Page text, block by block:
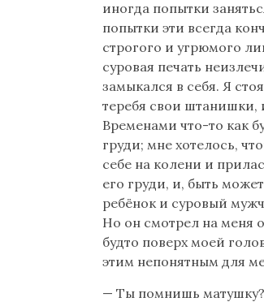
russe
(flèche
bas)
-
disponible
seulement
si
votre
ordinateur
reconnaît
les
caractères
cyrilliques
Читайте
иногда попытки
попытки эти всегда
строгого и угрюмого
суровая печать
замыкался в себя. Я
теребя свои штанишки,
Временами что-то как
груди; мне хотелось,
себе на колени и
его груди, и, быть
ребёнок и суровый
Но он смотрел на меня
будто поверх моей
этим непонятным для
— Ты помнишь матушку?